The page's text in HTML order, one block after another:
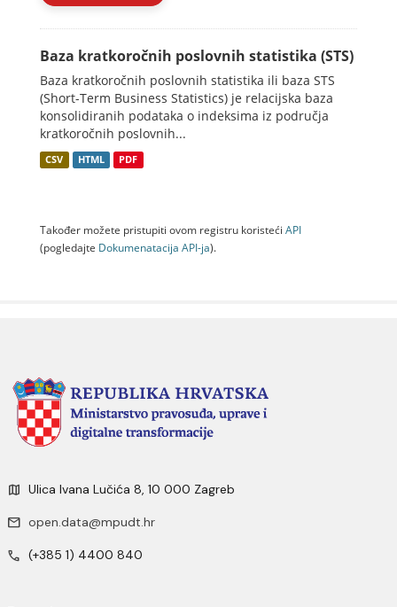
Baza kratkoročnih poslovnih statistika (STS)
Baza kratkoročnih poslovnih statistika ili baza STS
(Short-Term Business Statistics) je relacijska baza
konsolidiranih podataka o indeksima iz područja
kratkoročnih poslovnih...
CSV HTML PDF
Također možete pristupiti ovom registru koristeći API
(pogledajte Dokumenаtаcijа API-jа).